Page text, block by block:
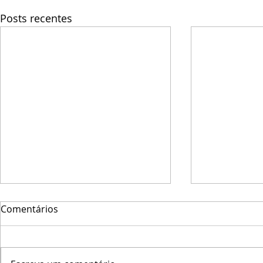
Posts recentes
Comentários